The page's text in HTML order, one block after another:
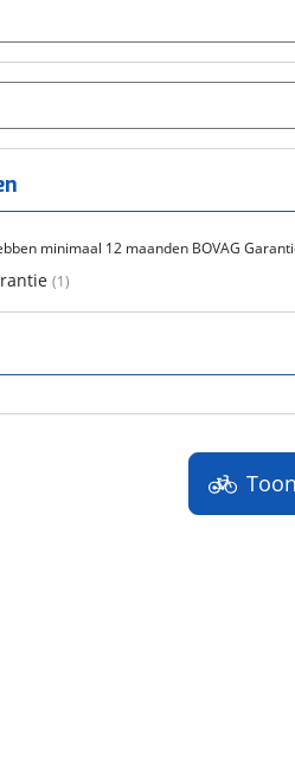
)
minimaal 12 maanden BOVAG
(1)